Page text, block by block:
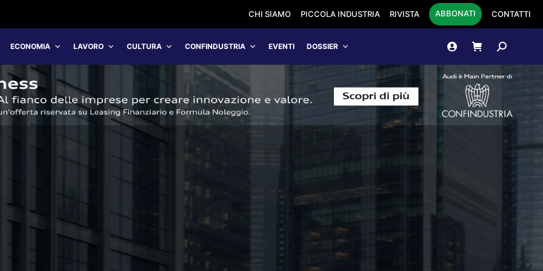
CHI SIAMO PICCOLA INDUSTRIA RIVISTA ABBONATI CONTATTI
ECONOMIA LAVORO CULTURA CONFINDUSTRIA EVENTI DOSSIER Cerca: